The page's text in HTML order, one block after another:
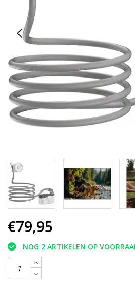
€79,95
NOG 2 ARTIKELEN OP